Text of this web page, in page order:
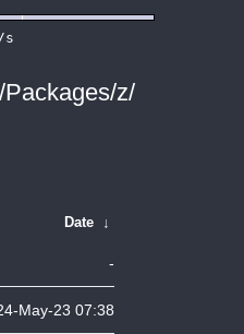
z/
Date ↓
-
May-23 07:38